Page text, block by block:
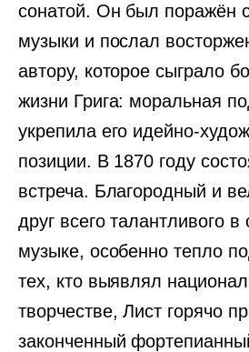
сонатой. Он был поражён
музыки и послал
автору, которое сыграло
жизни Грига: моральная
укрепила его идейно-
позиции. В 1870 году
встреча. Благородный и
друг всего талантливого
музыке, особенно тепло
тех, кто выявлял
творчестве, Лист горячо
законченный